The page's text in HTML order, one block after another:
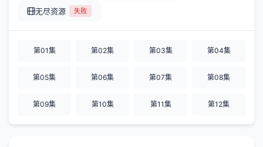
无尽资源 失败
第01集 第02集 第03集 第04集
第05集 第06集 第07集 第08集
第09集 第10集 第11集 第12集